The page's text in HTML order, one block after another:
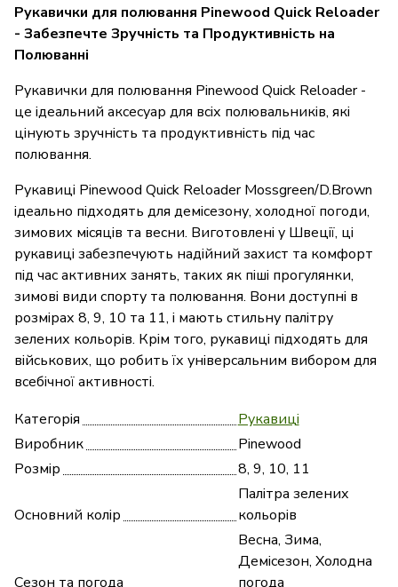
Рукавички для полювання Pinewood Quick Reloader
- Забезпечте Зручність та Продуктивність на
Полюванні
Рукавички для полювання Pinewood Quick Reloader -
це ідеальний аксесуар для всіх полювальників, які
цінують зручність та продуктивність під час
полювання.
Рукавиці Pinewood Quick Reloader Mossgreen/D.Brown
ідеально підходять для демісезону, холодної погоди,
зимових місяців та весни. Виготовлені у Швеції, ці
рукавиці забезпечують надійний захист та комфорт
під час активних занять, таких як піші прогулянки,
зимові види спорту та полювання. Вони доступні в
розмірах 8, 9, 10 та 11, і мають стильну палітру
зелених кольорів. Крім того, рукавиці підходять для
військових, що робить їх універсальним вибором для
всебічної активності.
Категорія
Рукавиці
Виробник
Pinewood
Розмір
8, 9, 10, 11
Основний колір
Палітра зелених
кольорів
Сезон та погода
Весна, Зима,
Демісезон, Холодна
погода